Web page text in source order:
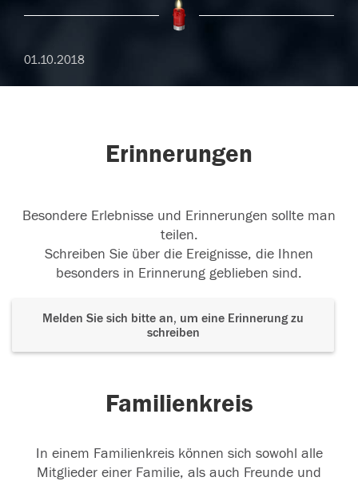
01.10.2018
Erinnerungen
Besondere Erlebnisse und Erinnerungen sollte man
teilen.
Schreiben Sie über die Ereignisse, die Ihnen
besonders in Erinnerung geblieben sind.
Melden Sie sich bitte an, um eine Erinnerung zu
schreiben
Familienkreis
In einem Familienkreis können sich sowohl alle
Mitglieder einer Familie, als auch Freunde und